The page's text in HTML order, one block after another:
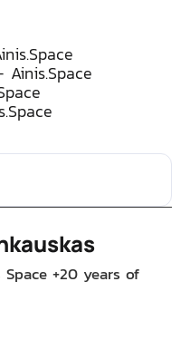
Ainis.Space
Space +20 years of